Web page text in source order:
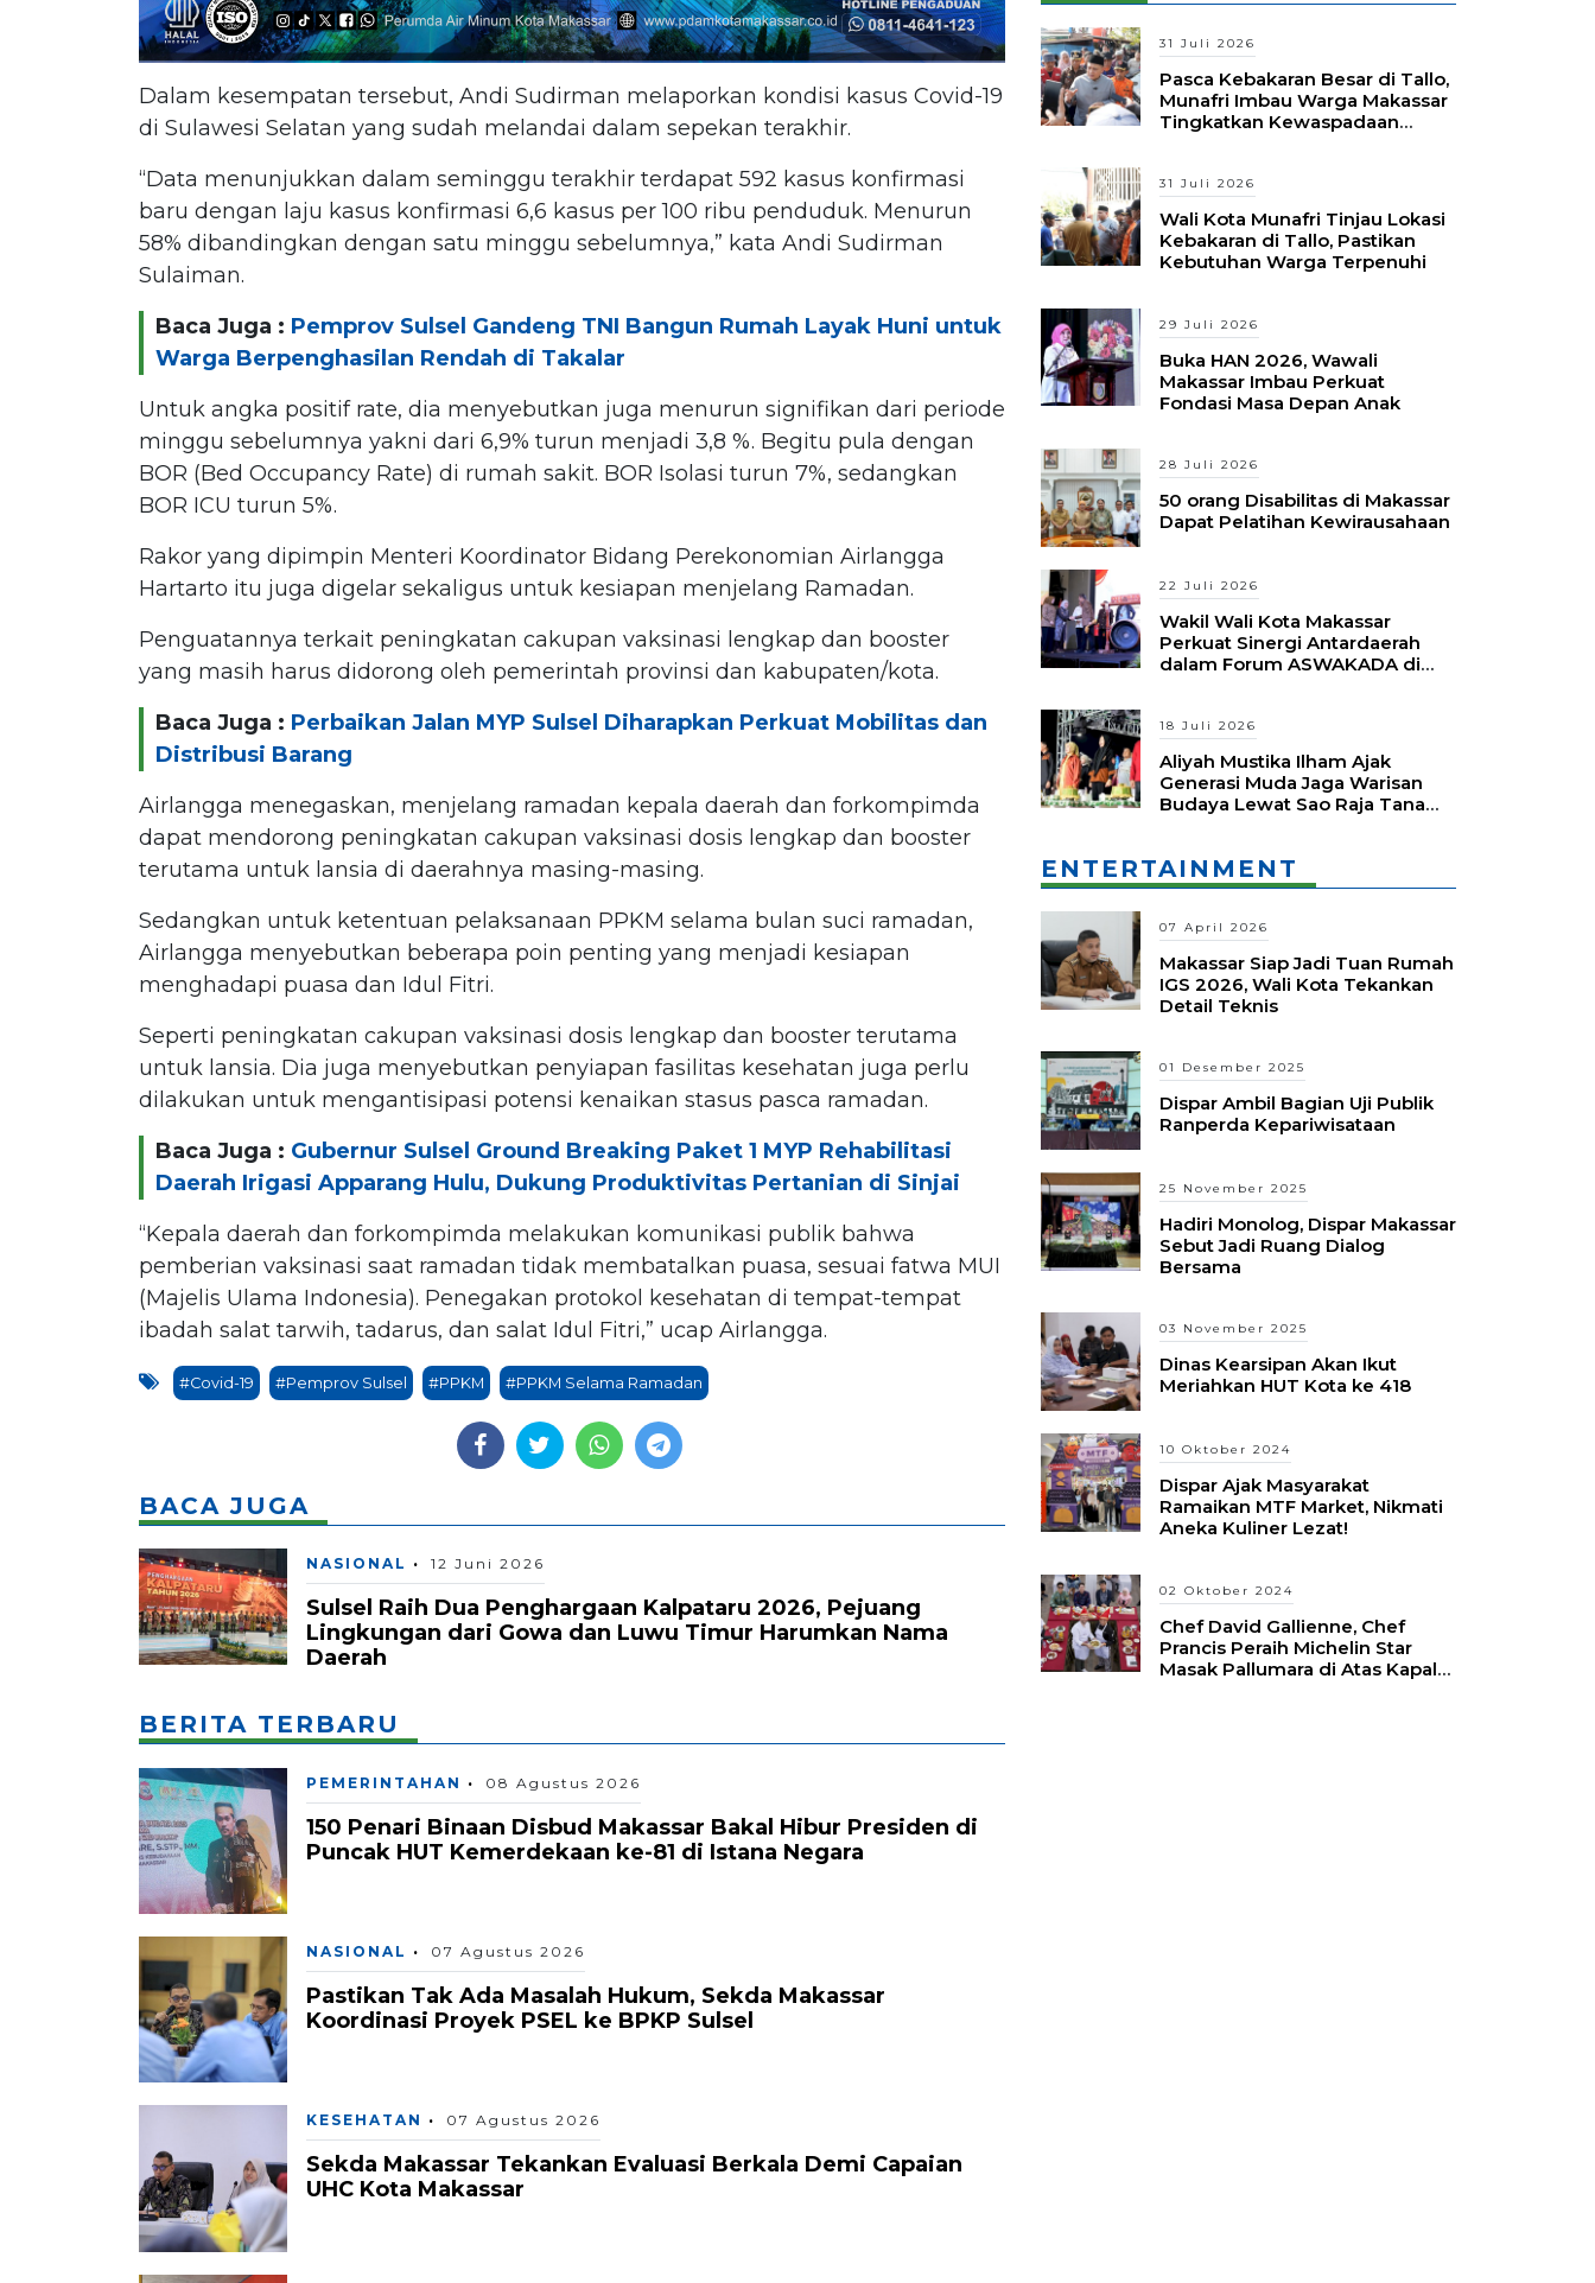
Dalam kesempatan tersebut, Andi Sudirman melaporkan kondisi kasus Covid-19
di Sulawesi Selatan yang sudah melandai dalam sepekan terakhir.
“Data menunjukkan dalam seminggu terakhir terdapat 592 kasus konfirmasi
baru dengan laju kasus konfirmasi 6,6 kasus per 100 ribu penduduk. Menurun
58% dibandingkan dengan satu minggu sebelumnya,” kata Andi Sudirman
Sulaiman.
Baca Juga : Pemprov Sulsel Gandeng TNI Bangun Rumah Layak Huni untuk
Warga Berpenghasilan Rendah di Takalar
Untuk angka positif rate, dia menyebutkan juga menurun signifikan dari periode
minggu sebelumnya yakni dari 6,9% turun menjadi 3,8 %. Begitu pula dengan
BOR (Bed Occupancy Rate) di rumah sakit. BOR Isolasi turun 7%, sedangkan
BOR ICU turun 5%.
Rakor yang dipimpin Menteri Koordinator Bidang Perekonomian Airlangga
Hartarto itu juga digelar sekaligus untuk kesiapan menjelang Ramadan.
Penguatannya terkait peningkatan cakupan vaksinasi lengkap dan booster
yang masih harus didorong oleh pemerintah provinsi dan kabupaten/kota.
Baca Juga : Perbaikan Jalan MYP Sulsel Diharapkan Perkuat Mobilitas dan
Distribusi Barang
Airlangga menegaskan, menjelang ramadan kepala daerah dan forkompimda
dapat mendorong peningkatan cakupan vaksinasi dosis lengkap dan booster
terutama untuk lansia di daerahnya masing-masing.
Sedangkan untuk ketentuan pelaksanaan PPKM selama bulan suci ramadan,
Airlangga menyebutkan beberapa poin penting yang menjadi kesiapan
menghadapi puasa dan Idul Fitri.
Seperti peningkatan cakupan vaksinasi dosis lengkap dan booster terutama
untuk lansia. Dia juga menyebutkan penyiapan fasilitas kesehatan juga perlu
dilakukan untuk mengantisipasi potensi kenaikan stasus pasca ramadan.
Baca Juga : Gubernur Sulsel Ground Breaking Paket 1 MYP Rehabilitasi
Daerah Irigasi Apparang Hulu, Dukung Produktivitas Pertanian di Sinjai
“Kepala daerah dan forkompimda melakukan komunikasi publik bahwa
pemberian vaksinasi saat ramadan tidak membatalkan puasa, sesuai fatwa MUI
(Majelis Ulama Indonesia). Penegakan protokol kesehatan di tempat-tempat
ibadah salat tarwih, tadarus, dan salat Idul Fitri,” ucap Airlangga.
#Covid-19 #Pemprov Sulsel #PPKM #PPKM Selama Ramadan
BACA JUGA
NASIONAL 12 Juni 2026
Sulsel Raih Dua Penghargaan Kalpataru 2026, Pejuang
Lingkungan dari Gowa dan Luwu Timur Harumkan Nama
Daerah
BERITA TERBARU
PEMERINTAHAN 08 Agustus 2026
150 Penari Binaan Disbud Makassar Bakal Hibur Presiden di
Puncak HUT Kemerdekaan ke-81 di Istana Negara
NASIONAL 07 Agustus 2026
Pastikan Tak Ada Masalah Hukum, Sekda Makassar
Koordinasi Proyek PSEL ke BPKP Sulsel
KESEHATAN 07 Agustus 2026
Sekda Makassar Tekankan Evaluasi Berkala Demi Capaian
UHC Kota Makassar
31 Juli 2026
Pasca Kebakaran Besar di Tallo,
Munafri Imbau Warga Makassar
Tingkatkan Kewaspadaan
31 Juli 2026
Wali Kota Munafri Tinjau Lokasi
Kebakaran di Tallo, Pastikan
Kebutuhan Warga Terpenuhi
29 Juli 2026
Buka HAN 2026, Wawali
Makassar Imbau Perkuat
Fondasi Masa Depan Anak
28 Juli 2026
50 orang Disabilitas di Makassar
Dapat Pelatihan Kewirausahaan
22 Juli 2026
Wakil Wali Kota Makassar
Perkuat Sinergi Antardaerah
dalam Forum ASWAKADA di
18 Juli 2026
Aliyah Mustika Ilham Ajak
Generasi Muda Jaga Warisan
Budaya Lewat Sao Raja Tana
ENTERTAINMENT
07 April 2026
Makassar Siap Jadi Tuan Rumah
IGS 2026, Wali Kota Tekankan
Detail Teknis
01 Desember 2025
Dispar Ambil Bagian Uji Publik
Ranperda Kepariwisataan
25 November 2025
Hadiri Monolog, Dispar Makassar
Sebut Jadi Ruang Dialog
Bersama
03 November 2025
Dinas Kearsipan Akan Ikut
Meriahkan HUT Kota ke 418
10 Oktober 2024
Dispar Ajak Masyarakat
Ramaikan MTF Market, Nikmati
Aneka Kuliner Lezat!
02 Oktober 2024
Chef David Gallienne, Chef
Prancis Peraih Michelin Star
Masak Pallumara di Atas Kapal